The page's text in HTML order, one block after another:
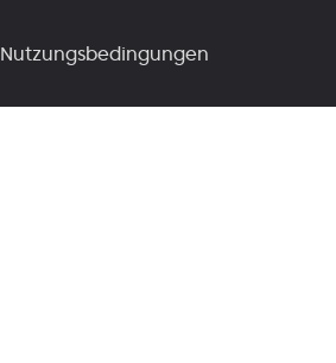
Nutzungsbedingungen